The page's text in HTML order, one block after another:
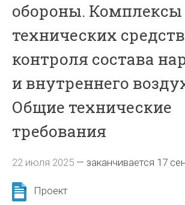
обороны. Комплексы
технических средств
контроля состава
и внутреннего
Общие технические
требования
22 июля 2025 —заканчивается 17
Проект